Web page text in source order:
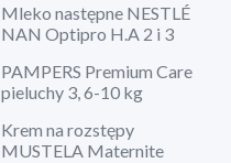
Mleko następne NESTLÉ
NAN Optipro H.A 2 i 3
PAMPERS Premium Care
pieluchy 3, 6-10 kg
Krem na rozstępy
MUSTELA Maternite